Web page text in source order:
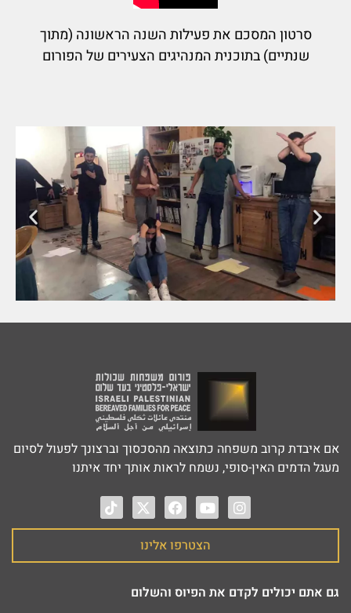
סרטון המסכם את פעילות השנה הראשונה (מתוך
שנתיים) בתוכנית המנהיגים הצעירים של הפורום
אם איבדת קרוב משפחה כתוצאה מהסכסוך וברצונך לפעול לסיום
מעגל הדמים האין-סופי, נשמח לראות אותך יחד איתנו‎
הצטרפו אלינו
גם אתם יכולים לקדם את הפיוס והשלום